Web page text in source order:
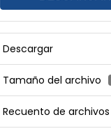
Descargar
Tamaño del archivo
Recuento de archivos